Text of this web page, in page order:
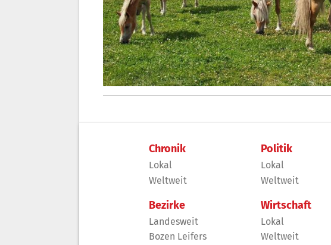
Chronik
Lokal
Weltweit
Bezirke
Landesweit
Bozen Leifers
Politik
Lokal
Weltweit
Wirtschaft
Lokal
Weltweit